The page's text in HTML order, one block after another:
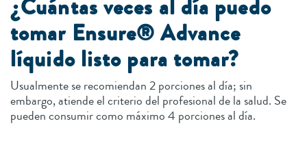
¿Cuántas veces al día puedo
tomar Ensure® Advance
líquido listo para tomar?
Usualmente se recomiendan 2 porciones al día; sin
embargo, atiende el criterio del profesional de la salud. Se
pueden consumir como máximo 4 porciones al día.